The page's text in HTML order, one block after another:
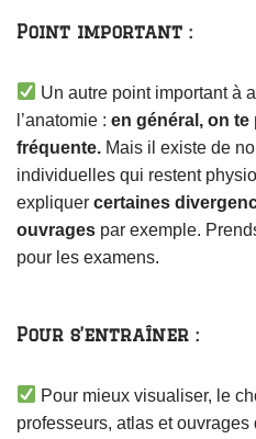
Point important :
Un autre point important à
l’anatomie : en général, on
fréquente. Mais il existe de
individuelles qui restent
expliquer certaines
ouvrages par exemple.
pour les examens.
Pour s’entraîner :
Pour mieux visualiser, le
professeurs, atlas et ouvrages